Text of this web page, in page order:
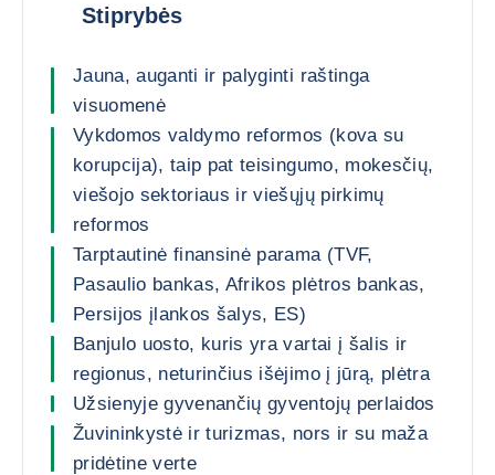
Stiprybės
Jauna, auganti ir palyginti raštinga
visuomenė
Vykdomos valdymo reformos (kova su
korupcija), taip pat teisingumo, mokesčių,
viešojo sektoriaus ir viešųjų pirkimų
reformos
Tarptautinė finansinė parama (TVF,
Pasaulio bankas, Afrikos plėtros bankas,
Persijos įlankos šalys, ES)
Banjulo uosto, kuris yra vartai į šalis ir
regionus, neturinčius išėjimo į jūrą, plėtra
Užsienyje gyvenančių gyventojų perlaidos
Žuvininkystė ir turizmas, nors ir su maža
pridėtine verte